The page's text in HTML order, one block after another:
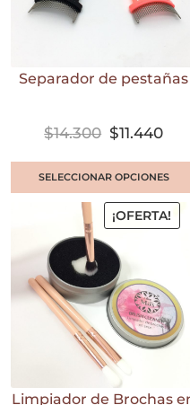
Separador de pestañas
$14.300 $11.440
SELECCIONAR OPCIONES
¡OFERTA!
Limpiador de Brochas